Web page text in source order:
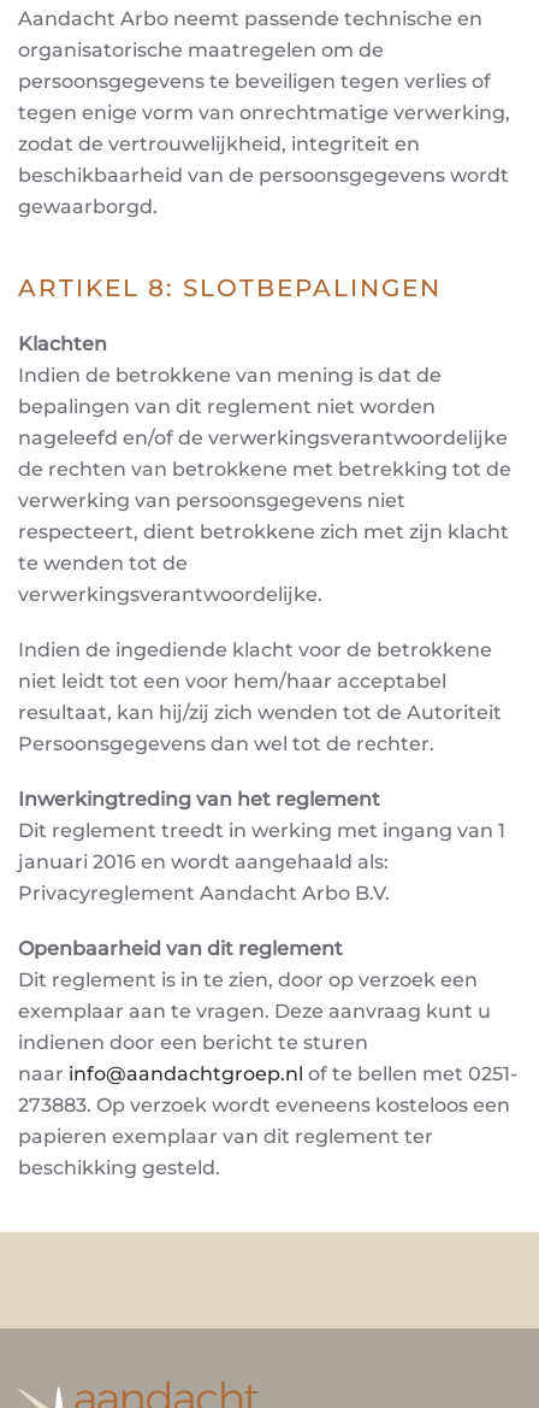
Aandacht Arbo neemt passende technische en
organisatorische maatregelen om de
persoonsgegevens te beveiligen tegen verlies of
tegen enige vorm van onrechtmatige verwerking,
zodat de vertrouwelijkheid, integriteit en
beschikbaarheid van de persoonsgegevens wordt
gewaarborgd.
ARTIKEL 8: SLOTBEPALINGEN
Klachten
Indien de betrokkene van mening is dat de
bepalingen van dit reglement niet worden
nageleefd en/of de verwerkingsverantwoordelijke
de rechten van betrokkene met betrekking tot de
verwerking van persoonsgegevens niet
respecteert, dient betrokkene zich met zijn klacht
te wenden tot de
verwerkingsverantwoordelijke.
Indien de ingediende klacht voor de betrokkene
niet leidt tot een voor hem/haar acceptabel
resultaat, kan hij/zij zich wenden tot de Autoriteit
Persoonsgegevens dan wel tot de rechter.
Inwerkingtreding van het reglement
Dit reglement treedt in werking met ingang van 1
januari 2016 en wordt aangehaald als:
Privacyreglement Aandacht Arbo B.V.
Openbaarheid van dit reglement
Dit reglement is in te zien, door op verzoek een
exemplaar aan te vragen. Deze aanvraag kunt u
indienen door een bericht te sturen
naar info@aandachtgroep.nl of te bellen met 0251-
273883. Op verzoek wordt eveneens kosteloos een
papieren exemplaar van dit reglement ter
beschikking gesteld.